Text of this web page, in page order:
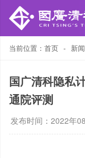
当前位置： 首页 - 新
国广清科隐私
通院评测
发布时间：2022年